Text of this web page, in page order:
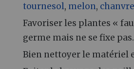
tournesol, melon, chanvre
Favoriser les plantes «
germe mais ne se fixe pas.
Bien nettoyer le matériel